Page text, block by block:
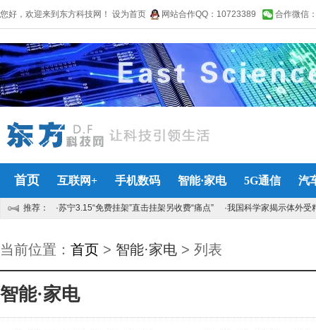
您好，欢迎来到东方科技网！ 设为首页 网站合作QQ：10723389 合作微信
首页 互联网+ 手机数码 智能·家电 5G通信 汽
推荐： ·苏宁3.15“免费挂架”直击挂架另收费“痛点” ·我国科学家揭示体外
当前位置： 首页 > 智能·家电 > 列表
智能·家电